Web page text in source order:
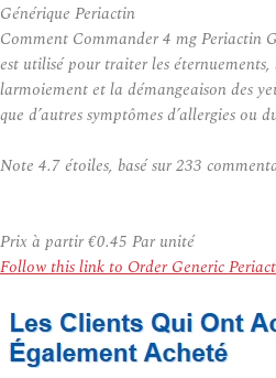
Générique Periactin
Comment Commander 4 mg Periactin
est utilisé pour traiter les éternuements,
larmoiement et la démangeaison des
que d’autres symptômes d’allergies ou
Note 4.7étoiles, basé sur233
Prix à partir€0.45 Par unité
Follow this link to Order Generic